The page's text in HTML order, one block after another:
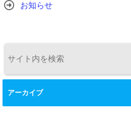
お知らせ
アーカイブ